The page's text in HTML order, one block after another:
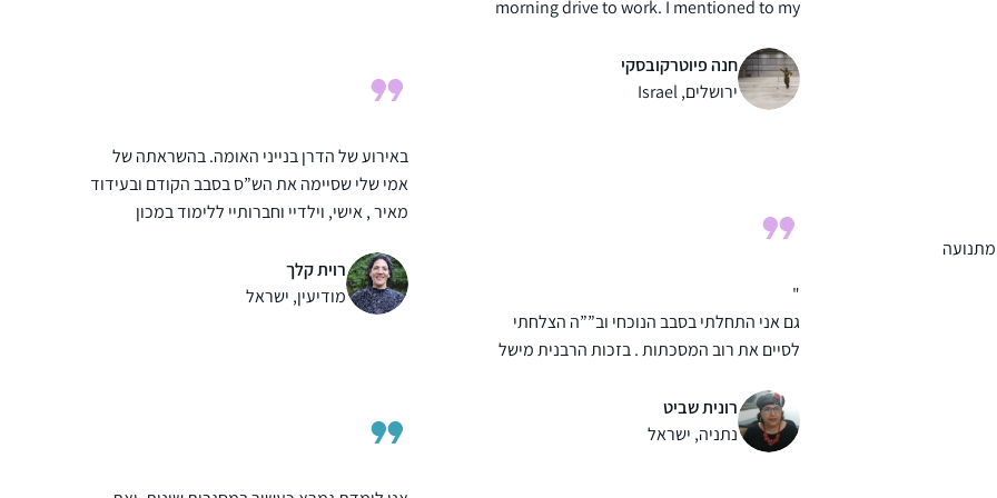
מתנועה
morning drive to work. I mentioned to my
when it began in Jan 2020 as part of our
preparing to make Aliyah in the summer.
חנה פיוטרקובסקי
ירושלים, Israel
"
גם אני התחלתי בסבב הנוכחי וב””ה הצלחתי
לסיים את רוב המסכתות . בזכות הרבנית מישל
6:20 .הלימוד הפך להיות חלק משמעותי בחיי ויש
ימים בהם אני מצליחה לחזור על הדף עם
מלמדים נוספים ששיעוריהם נמצאים במרשתת.
רונית שביט
נתניה, ישראל
באירוע של הדרן בנייני האומה. בהשראתה של
אמי שלי שסיימה את הש”ס בסבב הקודם ובעידוד
מאיר , אישי, וילדיי וחברותיי ללימוד במכון
ומורתיי הרבנית ענת נובוסלסקי והרבנית דבורה
עברון, ראש המכון למנהיגות הלכתית.
הלימוד מעשיר את יומי, מחזיר אותי גם
רוית קלך
מודיעין, ישראל
ליבמות 🙂